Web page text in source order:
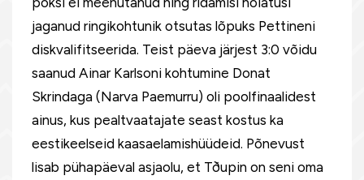
jaganud ringikohtunik otsutas lõpuks Pettineni
diskvalifitseerida. Teist päeva järjest 3:0 võidu
saanud Ainar Karlsoni kohtumine Donat
Skrindaga (Narva Paemurru) oli poolfinaalidest
ainus, kus pealtvaatajate seast kostus ka
eestikeelseid kaasaelamishüüdeid. Põnevust
lisab pühapäeval asjaolu, et Tðupin on seni oma